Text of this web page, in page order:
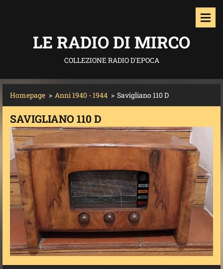
LE RADIO DI MIRCO
COLLEZIONE RADIO D'EPOCA
Homepage > Anni 1940 - 1944 > Savigliano 110 D
SAVIGLIANO 110 D